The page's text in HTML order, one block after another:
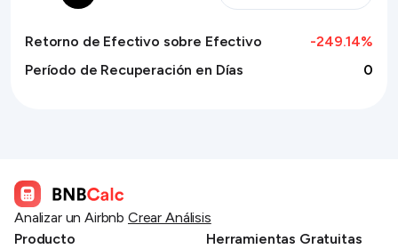
Retorno de Efectivo sobre Efectivo -249.14%
Período de Recuperación en Días
0
Analizar un Airbnb Crear Análisis
Producto
Herramientas Gratuitas